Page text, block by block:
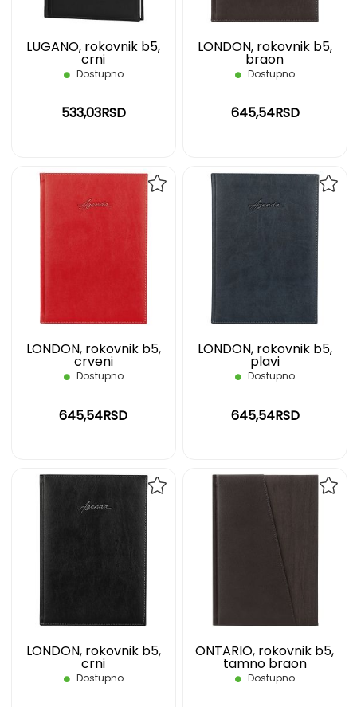
LUGANO, rokovnik b5,
crni
Dostupno
533,03RSD
LONDON, rokovnik b5,
braon
Dostupno
645,54RSD
LONDON, rokovnik b5,
crveni
Dostupno
645,54RSD
LONDON, rokovnik b5,
plavi
Dostupno
645,54RSD
LONDON, rokovnik b5,
crni
Dostupno
ONTARIO, rokovnik b5,
tamno braon
Dostupno